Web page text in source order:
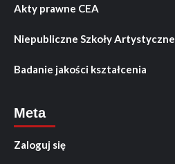
Akty prawne CEA
Niepubliczne Szkoły Artystyczne
Badanie jakości kształcenia
Meta
Zaloguj się